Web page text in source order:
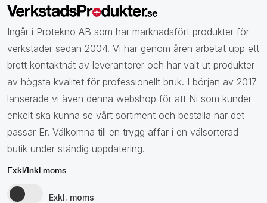
Ingår i Protekno AB som har marknadsfört produkter för
verkstäder sedan 2004. Vi har genom åren arbetat upp ett
brett kontaktnät av leverantörer och har valt ut produkter
av högsta kvalitet för professionellt bruk. I början av 2017
lanserade vi även denna webshop för att Ni som kunder
enkelt ska kunna se vårt sortiment och beställa när det
passar Er. Välkomna till en trygg affär i en välsorterad
butik under ständig uppdatering.
Exkl/Inkl moms
Exkl. moms